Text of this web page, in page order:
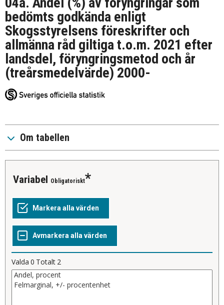
bedömts godkända enligt
Skogsstyrelsens föreskrifter och
allmänna råd giltiga t.o.m. 2021 efter
landsdel, föryngringsmetod och år
(treårsmedelvärde) 2000-
Om tabellen
variabel Obligatoriskt
Valda 0 Totalt 2